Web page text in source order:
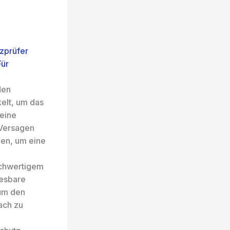
um das
um eine
den
zu